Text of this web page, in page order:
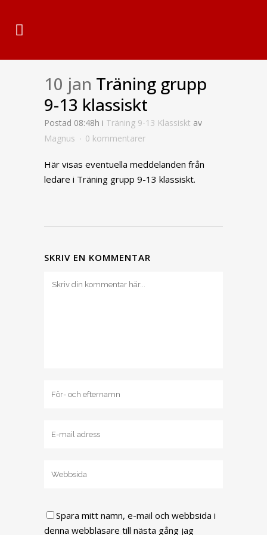
10 jan Träning grupp
9-13 klassiskt
Postad 08:48h i Träning 9-13 Klassiskt av
Magnus
0 kommentarer
Här visas eventuella meddelanden från
ledare i Träning grupp 9-13 klassiskt.
SKRIV EN KOMMENTAR
Spara mitt namn, e-mail och webbsida i
denna webbläsare till nästa gång jag